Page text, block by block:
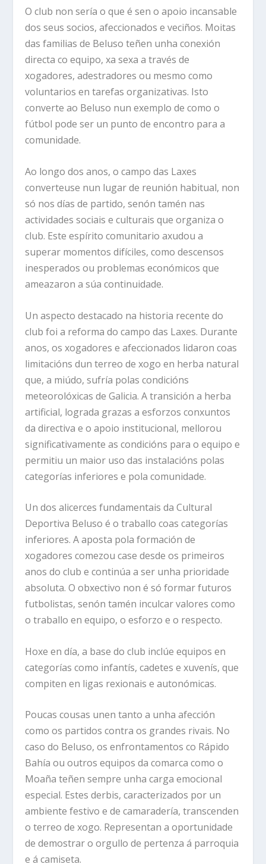
O club non sería o que é sen o apoio incansable
dos seus socios, afeccionados e veciños. Moitas
das familias de Beluso teñen unha conexión
directa co equipo, xa sexa a través de
xogadores, adestradores ou mesmo como
voluntarios en tarefas organizativas. Isto
converte ao Beluso nun exemplo de como o
fútbol pode ser un punto de encontro para a
comunidade.
Ao longo dos anos, o campo das Laxes
converteuse nun lugar de reunión habitual, non
só nos días de partido, senón tamén nas
actividades sociais e culturais que organiza o
club. Este espírito comunitario axudou a
superar momentos difíciles, como descensos
inesperados ou problemas económicos que
ameazaron a súa continuidade.
Un aspecto destacado na historia recente do
club foi a reforma do campo das Laxes. Durante
anos, os xogadores e afeccionados lidaron coas
limitacións dun terreo de xogo en herba natural
que, a miúdo, sufría polas condicións
meteorolóxicas de Galicia. A transición a herba
artificial, lograda grazas a esforzos conxuntos
da directiva e o apoio institucional, mellorou
significativamente as condicións para o equipo e
permitiu un maior uso das instalacións polas
categorías inferiores e pola comunidade.
Un dos alicerces fundamentais da Cultural
Deportiva Beluso é o traballo coas categorías
inferiores. A aposta pola formación de
xogadores comezou case desde os primeiros
anos do club e continúa a ser unha prioridade
absoluta. O obxectivo non é só formar futuros
futbolistas, senón tamén inculcar valores como
o traballo en equipo, o esforzo e o respecto.
Hoxe en día, a base do club inclúe equipos en
categorías como infantís, cadetes e xuvenís, que
compiten en ligas rexionais e autonómicas.
Poucas cousas unen tanto a unha afección
como os partidos contra os grandes rivais. No
caso do Beluso, os enfrontamentos co Rápido
Bahía ou outros equipos da comarca como o
Moaña teñen sempre unha carga emocional
especial. Estes derbis, caracterizados por un
ambiente festivo e de camaradería, transcenden
o terreo de xogo. Representan a oportunidade
de demostrar o orgullo de pertenza á parroquia
e á camiseta.